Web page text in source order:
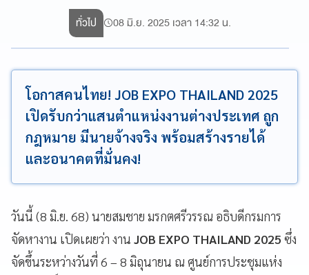
ทั่วไป 08 มิ.ย. 2025 เวลา 14:32 น.
โอกาสคนไทย! JOB EXPO THAILAND 2025
เปิดรับกว่าแสนตำแหน่งงานต่างประเทศ ถูก
กฎหมาย มีนายจ้างจริง พร้อมสร้างรายได้
และอนาคตที่มั่นคง!
วันนี้ (8 มิ.ย. 68) นายสมชาย มรกตศรีวรรณ อธิบดีกรมการ
จัดหางาน เปิดเผยว่า งาน JOB EXPO THAILAND 2025 ซึ่ง
จัดขึ้นระหว่างวันที่ 6 – 8 มิถุนายน ณ ศูนย์การประชุมแห่ง